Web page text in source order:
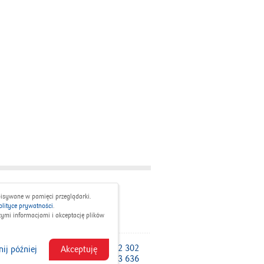
w pamięci przeglądarki.
prywatności.
informacjami i akceptację plików
Akceptuję
później
Kontakt
7 dni w tygodniu):800 302 302
i Samorządy:801 363 636